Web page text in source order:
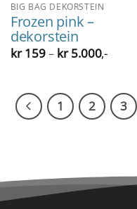
BIG BAG DEKORSTEIN
Frozen pink –
dekorstein
kr159– kr5.000
kr 159
,-
1 2 3